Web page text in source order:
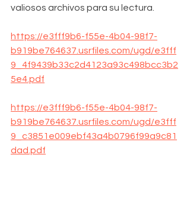
valiosos archivos para su lectura.
https://e3fff9b6-f55e-4b04-98f7-
b919be764637.usrfiles.com/ugd/e3fff
9_4f9439b33c2d4123a93c498bcc3b2
5e4.pdf
https://e3fff9b6-f55e-4b04-98f7-
b919be764637.usrfiles.com/ugd/e3fff
9_c3851e009ebf43a4b0796f99a9c81
dad.pdf